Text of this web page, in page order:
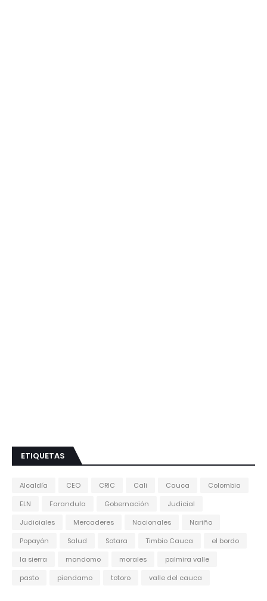
ETIQUETAS
Alcaldía CEO CRIC Cali Cauca
Colombia
ELN
Farandula Gobernación
Judicial
Judiciales
Mercaderes Nacionales
Nariño
Popayán
Salud Sotara Timbio Cauca
el bordo
la sierra
mondomo morales
palmira valle
pasto
piendamo totoro valle del cauca